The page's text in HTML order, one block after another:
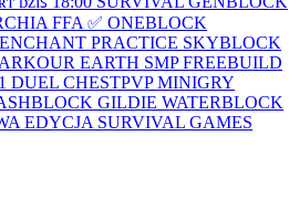
FFA ✅ ONEBLOCK
PRACTICE SKYBLOCK
EARTH SMP FREEBUILD
DUEL CHESTPVP MINIGRY
GILDIE WATERBLOCK
EDYCJA SURVIVAL GAMES